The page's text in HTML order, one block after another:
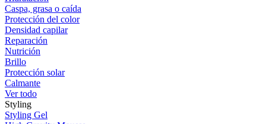
Caspa, grasa o caída
Protección del color
Densidad capilar
Reparación
Nutrición
Brillo
Protección solar
Calmante
Ver todo
Styling
Styling Gel